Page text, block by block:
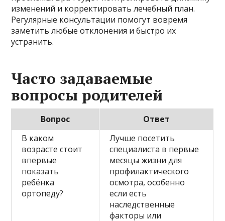
изменений и корректировать лечебный план.
Регулярные консультации помогут вовремя
заметить любые отклонения и быстро их
устранить.
Часто задаваемые
вопросы родителей
Вопрос
Ответ
В каком
возрасте стоит
впервые
показать
ребёнка
ортопеду?
Лучше посетить
специалиста в первые
месяцы жизни для
профилактического
осмотра, особенно
если есть
наследственные
факторы или